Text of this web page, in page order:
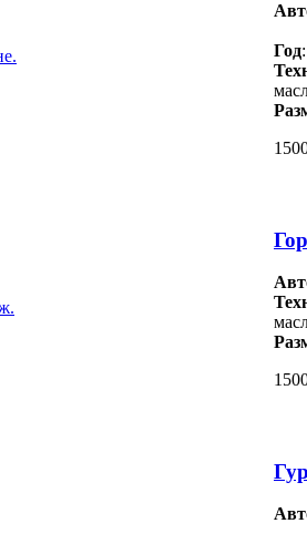
Год